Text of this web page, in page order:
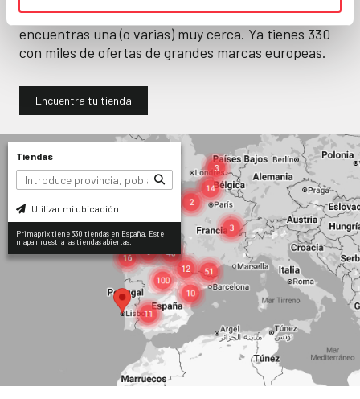
No paramos de abrirtiendas. Seguro que
encuentras una (o varias) muy cerca. Ya tienes 330
con miles de ofertas de grandes marcas europeas.
Encuentra tu tienda
Tiendas
Utilizar mi ubicación
Primaprix tiene 330 tiendas en España. Este
mapa muestra las tiendas abiertas.